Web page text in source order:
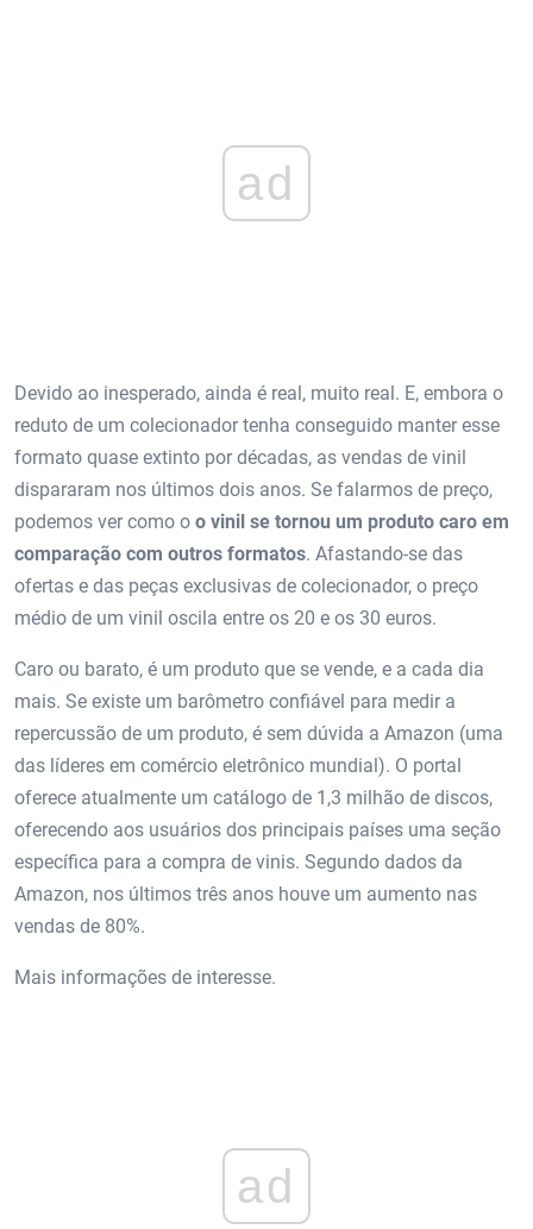
ad
Devido ao inesperado, ainda é real, muito real. E, embora o
reduto de um colecionador tenha conseguido manter esse
formato quase extinto por décadas, as vendas de vinil
dispararam nos últimos dois anos. Se falarmos de preço,
podemos ver como o o vinil se tornou um produto caro em
comparação com outros formatos. Afastando-se das
ofertas e das peças exclusivas de colecionador, o preço
médio de um vinil oscila entre os 20 e os 30 euros.
Caro ou barato, é um produto que se vende, e a cada dia
mais. Se existe um barômetro confiável para medir a
repercussão de um produto, é sem dúvida a Amazon (uma
das líderes em comércio eletrônico mundial). O portal
oferece atualmente um catálogo de 1,3 milhão de discos,
oferecendo aos usuários dos principais países uma seção
específica para a compra de vinis. Segundo dados da
Amazon, nos últimos três anos houve um aumento nas
vendas de 80%.
Mais informações de interesse.
ad